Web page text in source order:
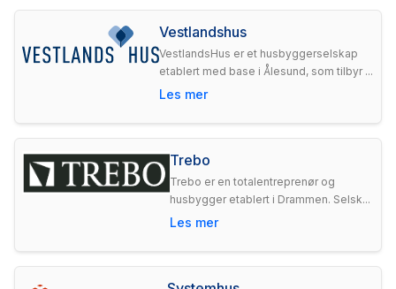
Vestlandshus
VestlandsHus er et husbyggerselskap
etablert med base i Ålesund, som tilbyr ...
Les mer
Trebo
Trebo er en totalentreprenør og
husbygger etablert i Drammen. Selsk...
Les mer